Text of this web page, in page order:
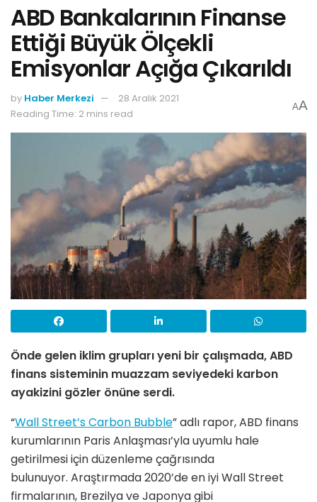
ABD Bankalarının Finanse
Ettiği Büyük Ölçekli
Emisyonlar Açığa Çıkarıldı
by Haber Merkezi
28 Aralık 2021
Reading Time: 2 mins read
AA
Önde gelen iklim grupları yeni bir çalışmada, ABD
finans sisteminin muazzam seviyedeki karbon
ayakizini gözler önüne serdi.
“Wall Street’s Carbon Bubble” adlı rapor, ABD finans
kurumlarının Paris Anlaşması’yla uyumlu hale
getirilmesi için düzenleme çağrısında
bulunuyor. Araştırmada 2020’de en iyi Wall Street
firmalarının, Brezilya ve Japonya gibi